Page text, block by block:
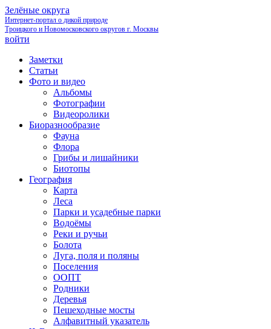
Зелёные округа
Интернет-портал о дикой природе
Троицкого и Новомосковского округов г. Москвы
войти
Заметки
Статьи
Фото и видео
Альбомы
Фотографии
Видеоролики
Биоразнообразие
Фауна
Флора
Грибы и лишайники
Биотопы
География
Карта
Леса
Парки и усадебные парки
Водоёмы
Реки и ручьи
Болота
Луга, поля и поляны
Поселения
ООПТ
Родники
Деревья
Пешеходные мосты
Алфавитный указатель